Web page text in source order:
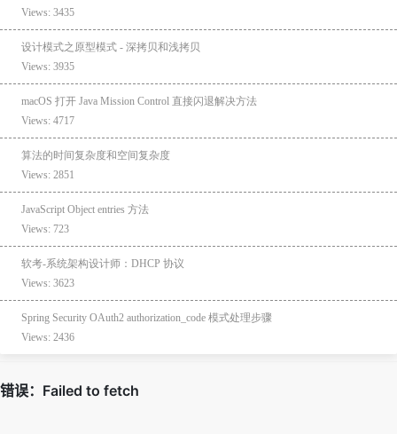
Views: 3435
设计模式之原型模式 - 深拷贝和浅拷贝
Views: 3935
macOS 打开 Java Mission Control 直接闪退解决方法
Views: 4717
算法的时间复杂度和空间复杂度
Views: 2851
JavaScript Object entries 方法
Views: 723
软考-系统架构设计师：DHCP 协议
Views: 3623
Spring Security OAuth2 authorization_code 模式处理步骤
Views: 2436